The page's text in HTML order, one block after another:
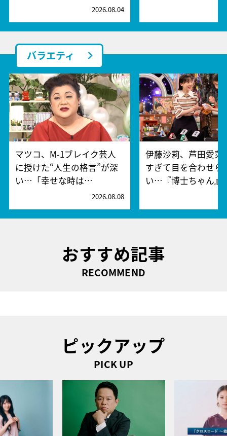
2026.08.04
バラエティ
マツコ、M-1ブレイク芸人
に授けた“人生の格言”が深
い…「幸せな時は…
2026.08.08
伊藤沙莉、芦田愛菜
すぎて目を合わせら
い…『博士ちゃん
おすすめ記事
RECOMMEND
ピックアップ
PICK UP